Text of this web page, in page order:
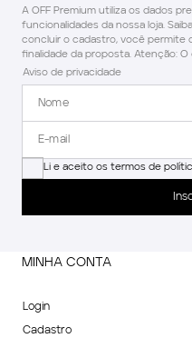
A OFF Premium utiliza os dados
funcionalidades da nossa loja.
concluir o cadastro, você permite
finalidade da proposta. Atenção: O
Aviso de privacidade
Li e aceito os termos de
MINHA CONTA
Login
Cadastro